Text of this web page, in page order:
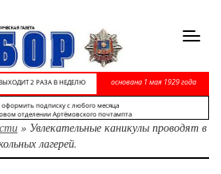
2 РАЗА В НЕДЕЛЮ основана 1 мая 1929 года
подписку с любого месяца
отделении Артёмовского почтампта
» Увлекательные каникулы проводят в
лагерей.